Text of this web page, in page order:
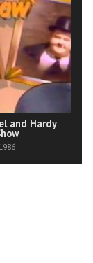
and Hardy
1986